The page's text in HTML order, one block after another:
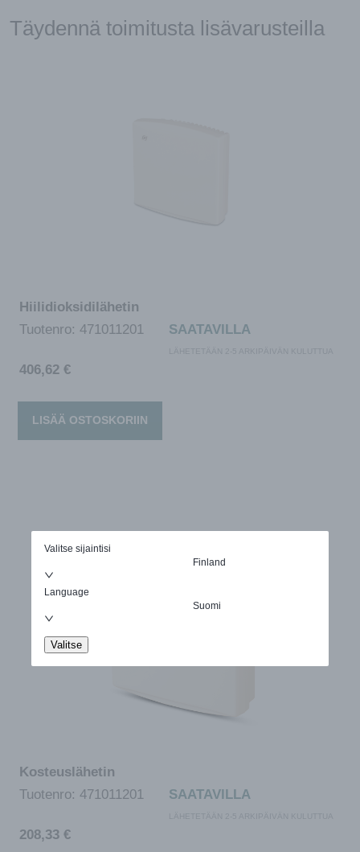
Valitse sijaintisi
Finland
Language
Suomi
Valitse
Täydennä toimitusta lisävarusteilla
Hiilidioksidilähetin
Tuotenro: 471011201 SAATAVILLA
LÄHETETÄÄN 2-5 ARKIPÄIVÄN KULUTTUA
406,62 €
LISÄÄ OSTOSKORIIN
Kosteuslähetin
Tuotenro: 471011201 SAATAVILLA
LÄHETETÄÄN 2-5 ARKIPÄIVÄN KULUTTUA
208,33 €